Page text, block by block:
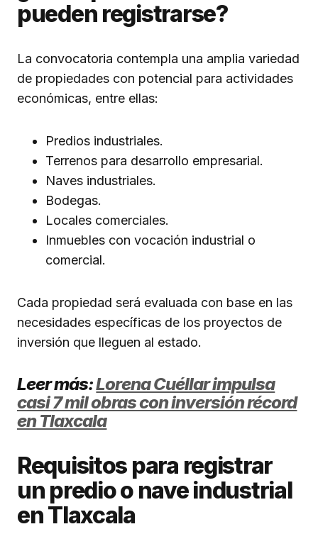
pueden registrarse?
La convocatoria contempla una amplia variedad
de propiedades con potencial para actividades
económicas, entre ellas:
Predios industriales.
Terrenos para desarrollo empresarial.
Naves industriales.
Bodegas.
Locales comerciales.
Inmuebles con vocación industrial o
comercial.
Cada propiedad será evaluada con base en las
necesidades específicas de los proyectos de
inversión que lleguen al estado.
Leer más:Lorena Cuéllar impulsa
casi 7 mil obras con inversión récord
en Tlaxcala
Requisitos para registrar
un predio o nave industrial
en Tlaxcala